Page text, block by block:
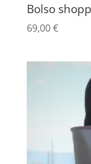
Bolso
69,00€